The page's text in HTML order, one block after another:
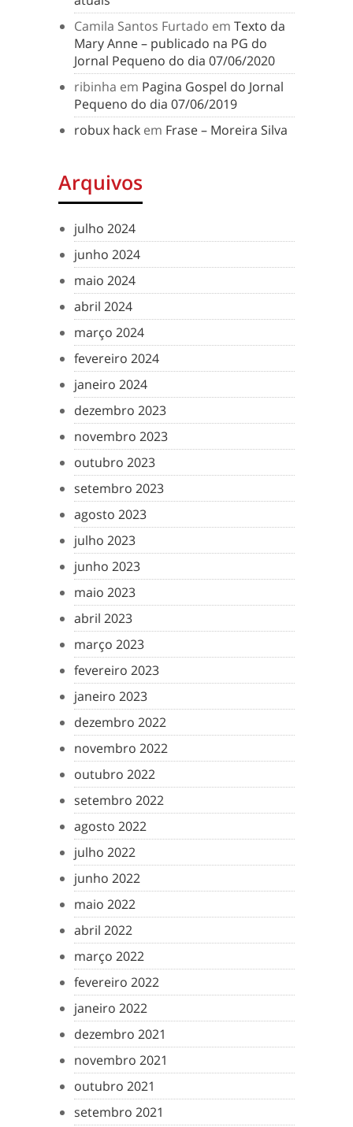
Camila Santos Furtado em Texto da
Mary Anne – publicado na PG do
Jornal Pequeno do dia 07/06/2020
ribinha em Pagina Gospel do Jornal
Pequeno do dia 07/06/2019
robux hack em Frase – Moreira Silva
Arquivos
julho 2024
junho 2024
maio 2024
abril 2024
março 2024
fevereiro 2024
janeiro 2024
dezembro 2023
novembro 2023
outubro 2023
setembro 2023
agosto 2023
julho 2023
junho 2023
maio 2023
abril 2023
março 2023
fevereiro 2023
janeiro 2023
dezembro 2022
novembro 2022
outubro 2022
setembro 2022
agosto 2022
julho 2022
junho 2022
maio 2022
abril 2022
março 2022
fevereiro 2022
janeiro 2022
dezembro 2021
novembro 2021
outubro 2021
setembro 2021